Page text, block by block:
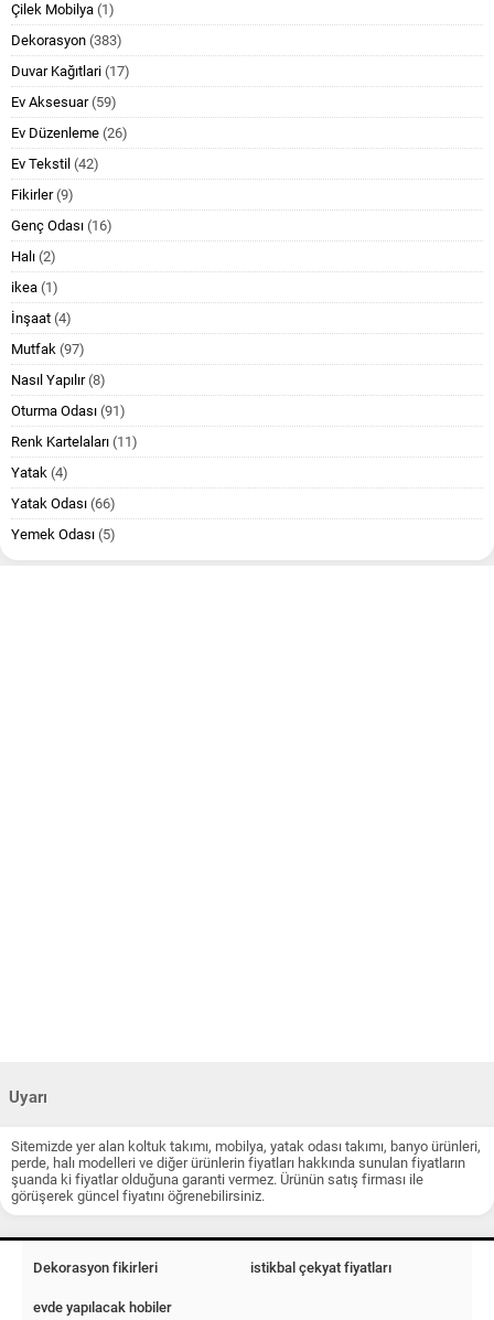
Çilek Mobilya (1)
Dekorasyon (383)
Duvar Kağıtlari (17)
Ev Aksesuar(59)
Ev Düzenleme (26)
Ev Tekstil (42)
Fikirler(9)
Genç Odası (16)
Halı (2)
ikea (1)
İnşaat (4)
Mutfak (97)
Nasıl Yapılır(8)
Oturma Odası (91)
Renk Kartelaları (11)
Yatak (4)
Yatak Odası (66)
Yemek Odası (5)
Uyarı
Sitemizde yer alan koltuk takımı, mobilya, yatak odası takımı, banyo ürünleri,
perde, halı modelleri ve diğer ürünlerin fiyatları hakkında sunulan fiyatların
şuanda ki fiyatlar olduğuna garanti vermez. Ürünün satış firması ile
görüşerek güncel fiyatını öğrenebilirsiniz.
Dekorasyon fikirleri istikbal çekyat fiyatları
evde yapılacak hobiler